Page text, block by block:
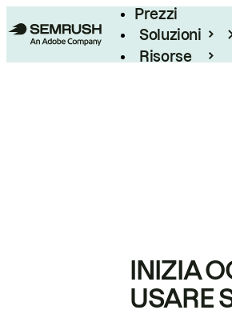
Prezzi
Soluzioni
Risorse
INIZIA
USARE